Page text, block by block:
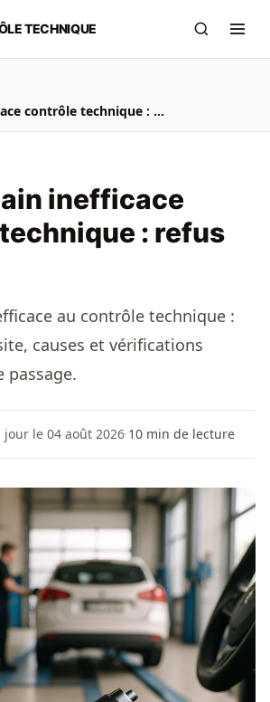
TECHNIQUE
Frein à main inefficace contrôle technique : refus ou non ?
inefficace
: refus
au contrôle technique :
causes et vérifications
passage.
jour le 04 août 2026·10 min de lecture